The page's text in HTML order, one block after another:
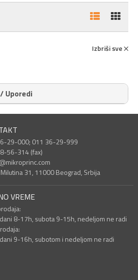
Izbriši sve
Uporedi
29-000; 011 36-29-999
56-314 (fax)
31, 11000 Beograd, Srbija
VREME
8-17h, subota 9-15h, nedeljom ne radi
9-16h, subotom i nedeljom ne radi